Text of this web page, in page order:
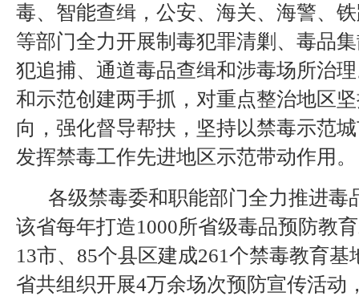
毒、智能查缉，公安、海关、海警、
等部门全力开展制毒犯罪清剿、毒品
犯追捕、通道毒品查缉和涉毒场所治
和示范创建两手抓，对重点整治地区
向，强化督导帮扶，坚持以禁毒示范
发挥禁毒工作先进地区示范带动作用。
各级禁毒委和职能部门全力推进毒
该省每年打造1000所省级毒品预防教
13市、85个县区建成261个禁毒教育
省共组织开展4万余场次预防宣传活动